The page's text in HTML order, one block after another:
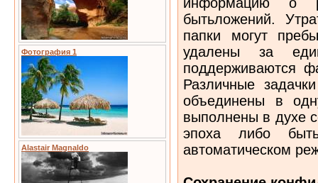
Фотография 1
Alastair Magnaldo
бытьложений.
папки могут
удалены за
поддерживаются
Различные
объединены в
выполнены в духе
эпоха либо
автоматическом